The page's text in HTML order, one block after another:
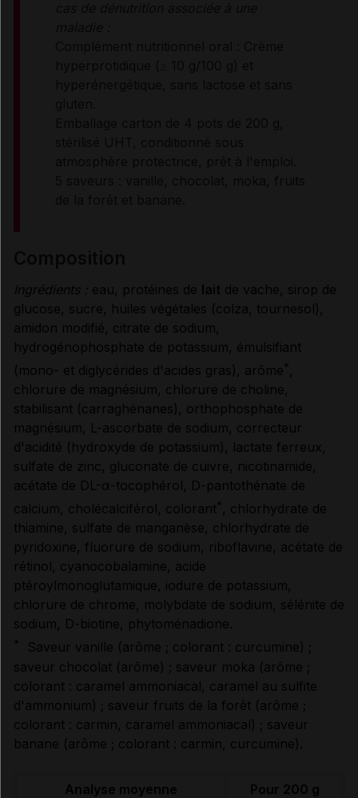
Données administratives
Ingrédients : eau, protéines de lait de vache, sirop de
glucose, sucre, huiles végétales (colza, tournesol),
amidon modifié, citrate de sodium,
hydrogénophosphate de potassium, émulsifiant
(mono- et diglycérides d'acides gras), arôme * ,
chlorure de magnésium, chlorure de choline,
stabilisant (carraghénanes), orthophosphate de
magnésium, L-ascorbate de sodium, correcteur
d'acidité (hydroxyde de potassium), lactate ferreux,
sulfate de zinc, gluconate de cuivre, nicotinamide,
acétate de DL-α-tocophérol, D-pantothénate de
calcium, cholécalciférol, colorant* , chlorhydrate de
thiamine, sulfate de manganèse, chlorhydrate de
pyridoxine, fluorure de sodium, riboflavine, acétate de
rétinol, cyanocobalamine, acide
ptéroylmonoglutamique, iodure de potassium,
chlorure de chrome, molybdate de sodium, sélénite de
sodium, D-biotine, phytoménadione.
*
Saveur vanille (arôme ; colorant : curcumine) ;
saveur chocolat (arôme) ; saveur moka (arôme ;
colorant : caramel ammoniacal, caramel au sulfite
d'ammonium) ; saveur fruits de la forêt (arôme ;
colorant : carmin, caramel ammoniacal) ; saveur
banane (arôme ; colorant : carmin, curcumine).
Analyse moyenne
Pour 200 g